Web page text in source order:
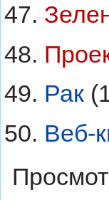
Рак
Веб-